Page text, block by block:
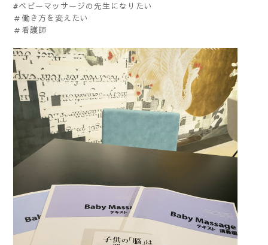
#ベビーマッサージの先生になりたい
＃働き方を変えたい
＃看護師